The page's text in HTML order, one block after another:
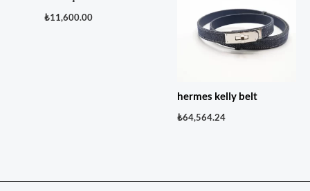
₺11,600.00
hermes kelly belt
₺64,564.24